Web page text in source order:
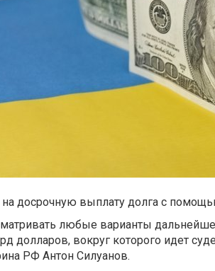
на досрочную выплату долга с
любые варианты
долларов, вокруг которого идет
РФ Антон Силуанов.